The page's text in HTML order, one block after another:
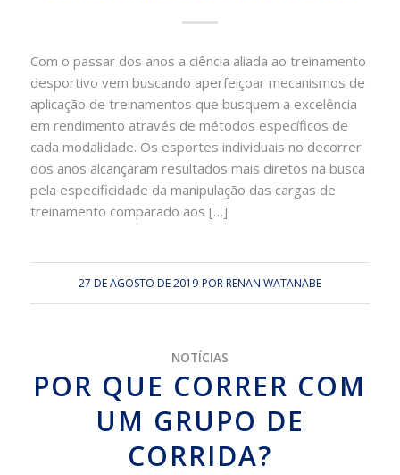
Com o passar dos anos a ciência aliada ao treinamento
desportivo vem buscando aperfeiçoar mecanismos de
aplicação de treinamentos que busquem a excelência
em rendimento através de métodos específicos de
cada modalidade. Os esportes individuais no decorrer
dos anos alcançaram resultados mais diretos na busca
pela especificidade da manipulação das cargas de
treinamento comparado aos […]
27 DE AGOSTO DE 2019 PORRENAN WATANABE
NOTÍCIAS
POR QUE CORRER COM
UM GRUPO DE
CORRIDA?